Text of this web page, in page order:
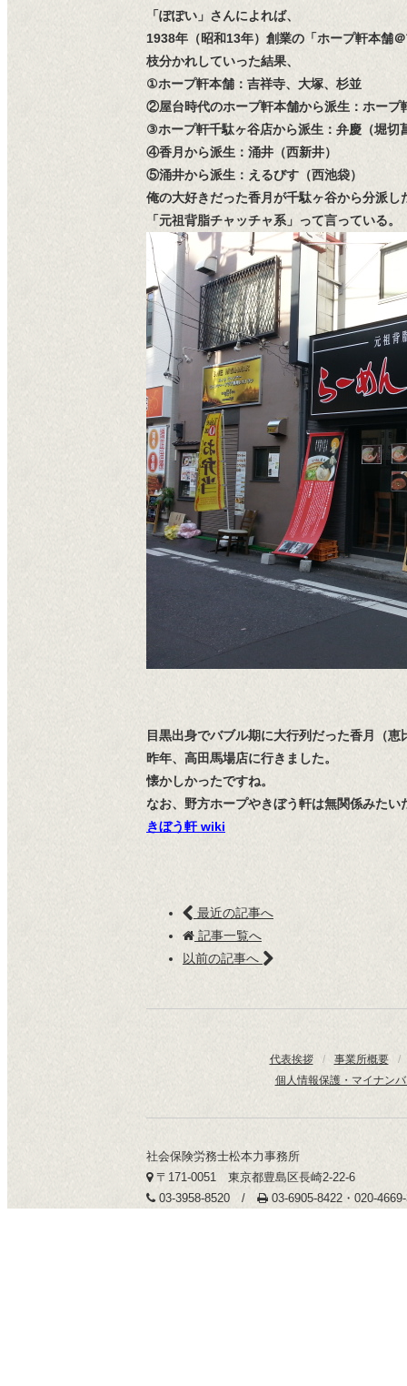
「ぽぽい」さんによれば、
1938年（昭和13年）創業の「ホープ軒本舗
枝分かれしていった結果、
①ホープ軒本舗：吉祥寺、大塚、杉並
②屋台時代のホープ軒本舗から派生：ホープ
③ホープ軒千駄ヶ谷店から派生：弁慶（堀切
④香月から派生：涌井（西新井）
⑤涌井から派生：えるびす（西池袋）
俺の大好きだった香月が千駄ヶ谷から分派し
「元祖背脂チャッチャ系」って言っている。
目黒出身でバブル期に大行列だった香月（
昨年、高田馬場店に行きました。
懐かしかったですね。
なお、野方ホープやきぼう軒は無関係みたい
きぼう軒 wiki
最近の記事へ
記事一覧へ
以前の記事へ
代表挨拶 / 事業所概要
/
個人情報保護・マイナン
社会保険労務士松本力事務所
〒171-0051 東京都豊島区長崎2-22-6
03-3958-8520 /
03-6905-8422・020-